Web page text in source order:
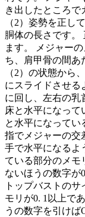
き出したところで
（2）姿勢を正し
胴体の長さです。
ます。 メジャー
ち、肩甲骨の間あ
（2）の状態から
にスライドさせる
に回し、左右の乳
床と水平になって
と水平になってい
指でメジャーの交
手で水平になるよ
ている部分のメモ
ないほうの数字が
トップバストの
モリが0. 1以上で
うの数字を引けば